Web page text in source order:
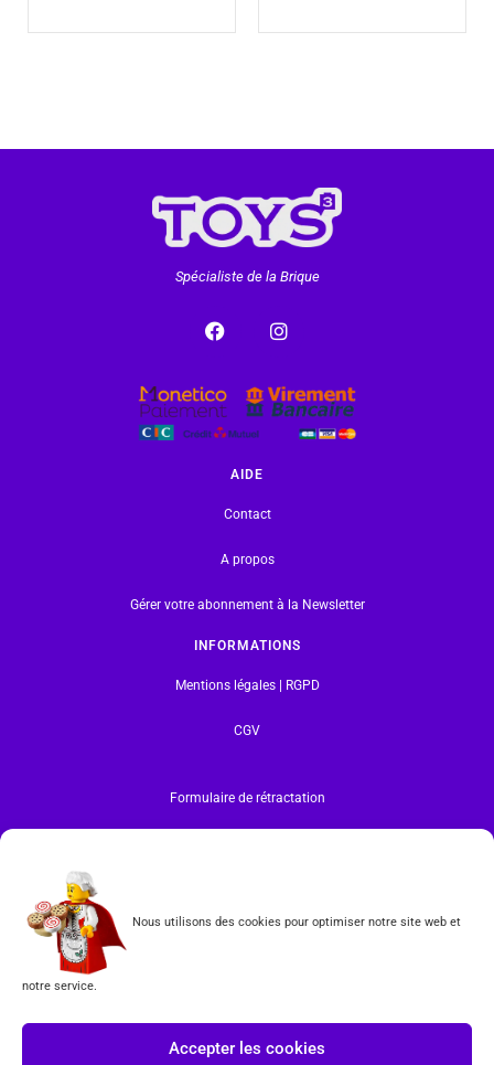
Nous utilisons des cookies pour optimiser notre site web et
notre service.
Accepter les cookies
Spécialiste de la Brique
AIDE
Contact
A propos
Gérer votre abonnement à la Newsletter
INFORMATIONS
Mentions légales | RGPD
CGV
Formulaire de rétractation
en restent les propriétaires. Tous droits réservés.
INSCRIPTION À LA NEWSLETTER
J'accepte les conditions duRGPD.